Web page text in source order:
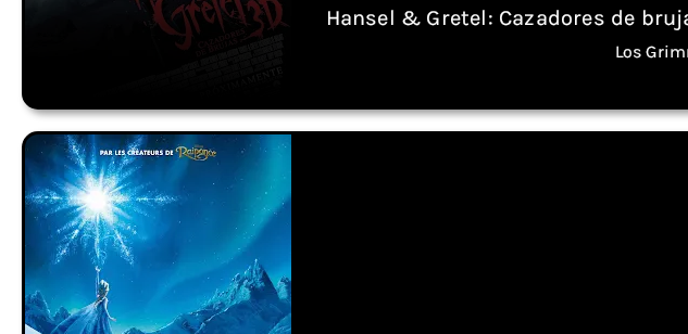
Hansel & Gretel: Cazadores de
Los